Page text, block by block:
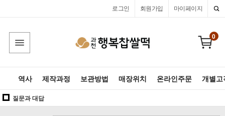
마이페이지
회원가입
로그인
0
역사 제작과정 보관방법 매장위치 온라인주문 개별
질문과 대답